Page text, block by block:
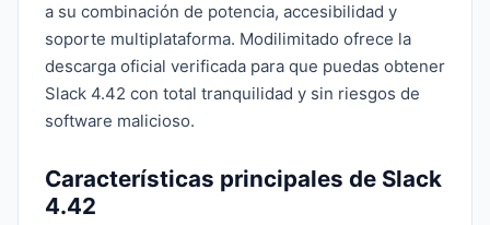
a su combinación de potencia, accesibilidad y
soporte multiplataforma. Modilimitado ofrece la
descarga oficial verificada para que puedas obtener
Slack 4.42 con total tranquilidad y sin riesgos de
software malicioso.
Características principales de Slack
4.42